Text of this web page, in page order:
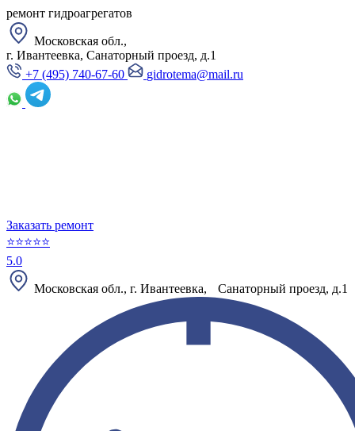
ремонт гидроагрегатов
Московская обл.,
г. Ивантеевка, Санаторный проезд, д.1
+7 (495) 740-67-60
gidrotema@mail.ru
Заказать ремонт
⭐⭐⭐⭐⭐
5.0
Московская обл., г. Ивантеевка, Санаторный проезд, д.1